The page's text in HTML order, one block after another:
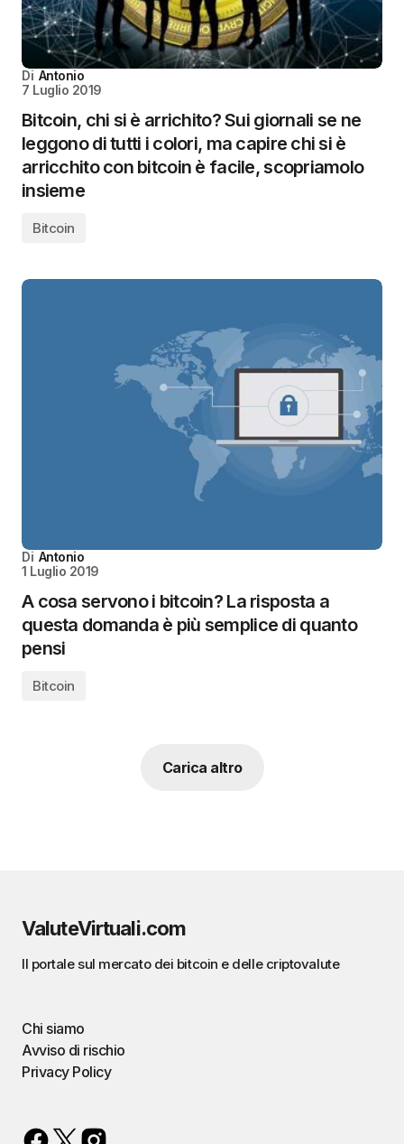
Di Antonio
7 Luglio 2019
Bitcoin, chi si è arrichito? Sui giornali se ne
leggono di tutti i colori, ma capire chi si è
arricchito con bitcoin è facile, scopriamolo
insieme
Bitcoin
Di Antonio
1 Luglio 2019
A cosa servono i bitcoin? La risposta a
questa domanda è più semplice di quanto
pensi
Bitcoin
Carica altro
ValuteVirtuali.com
Il portale sul mercato dei bitcoin e delle criptovalute
Chi siamo
Avviso di rischio
Privacy Policy